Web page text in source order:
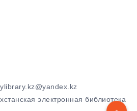
электронная библиотека